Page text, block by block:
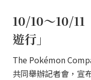
10/10～10/
遊行」
The Pokémon
共同舉辦記者會，宣